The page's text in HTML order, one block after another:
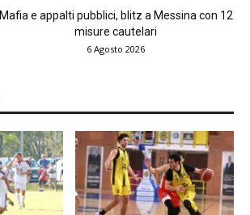
Mafia e appalti pubblici, blitz a Messina con 12
misure cautelari
6 Agosto 2026